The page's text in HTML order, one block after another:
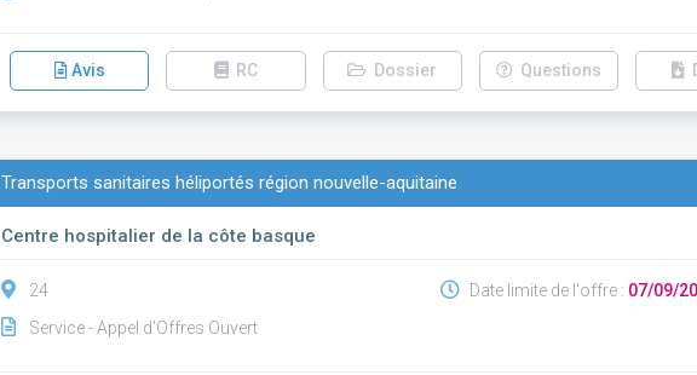
Avis RC Dossier Questions
Transports sanitaires héliportés région nouvelle-aquitaine
Centre hospitalier de la côte basque
24
Service - Appel d'Offres Ouvert
Date limite de l'offre : 07/09/